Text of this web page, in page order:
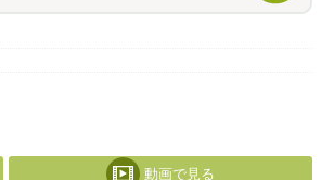
動画で見る